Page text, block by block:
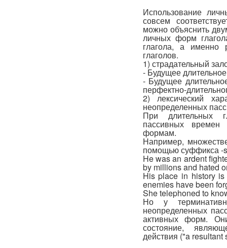
Использование
совсем
можно объяснить
личных форм
глагола, а именно
глаголов.
1) страдательный
- Будущее
- Будущее
перфектно-
2) лексический
неопределенных
При длительных
пассивных времен
формам.
Например,
помощью суффикса -
He was an ardent
by millions and hated
His place in history
enemies have been
She telephoned to
Но у
неопределенных
активных форм.
состояние,
действия ("a resultant